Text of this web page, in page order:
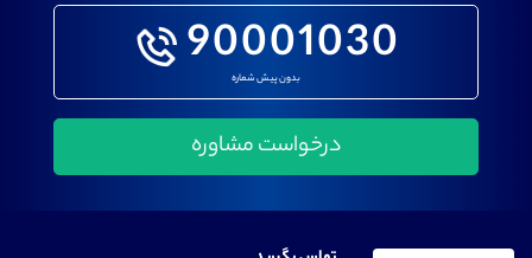
90001030
بدون پیش شماره